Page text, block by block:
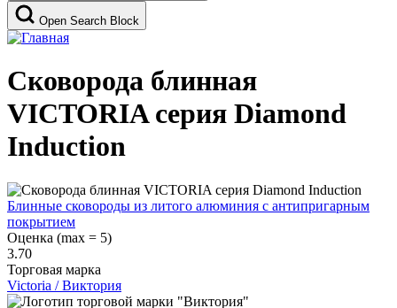
Open Search Block
Сковорода блинная
VICTORIA серия Diamond
Induction
Блинные сковороды из литого алюминия с антипригарным
покрытием
Оценка (max = 5)
3.70
Торговая марка
Victoria / Виктория